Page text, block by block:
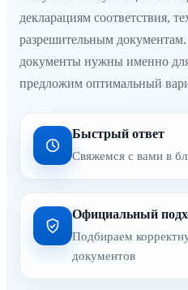
декларациям соответствия,
разрешительным
документы нужны именно
предложим оптимальный
Быстрый ответ
Свяжемся с вами в
Официальный
Подбираем
документов